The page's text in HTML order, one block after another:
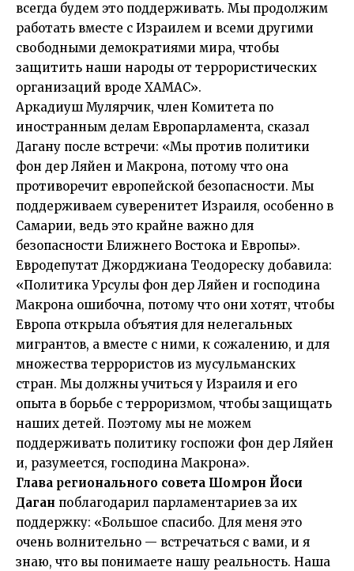
всегда будем это поддерживать. Мы продолжим
работать вместе с Израилем и всеми другими
свободными демократиями мира, чтобы
защитить наши народы от террористических
организаций вроде ХАМАС».
Аркадиуш Мулярчик, член Комитета по
иностранным делам Европарламента, сказал
Дагану после встречи: «Мы против политики
фон дер Ляйен и Макрона, потому что она
противоречит европейской безопасности. Мы
поддерживаем суверенитет Израиля, особенно в
Самарии, ведь это крайне важно для
безопасности Ближнего Востока и Европы».
Евродепутат Джорджиана Теодореску добавила:
«Политика Урсулы фон дер Ляйен и господина
Макрона ошибочна, потому что они хотят, чтобы
Европа открыла объятия для нелегальных
мигрантов, а вместе с ними, к сожалению, и для
множества террористов из мусульманских
стран. Мы должны учиться у Израиля и его
опыта в борьбе с терроризмом, чтобы защищать
наших детей. Поэтому мы не можем
поддерживать политику госпожи фон дер Ляйен
и, разумеется, господина Макрона».
Глава регионального совета Шомрон Йоси
Даган поблагодарил парламентариев за их
поддержку: «Большое спасибо. Для меня это
очень волнительно — встречаться с вами, и я
знаю, что вы понимаете нашу реальность. Наша